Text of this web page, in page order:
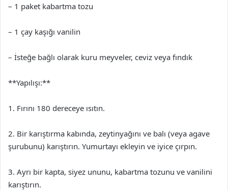
– 1 paket kabartma tozu
– 1 çay kaşığı vanilin
– İsteğe bağlı olarak kuru meyveler, ceviz veya fındık
**Yapılışı:**
1. Fırını 180 dereceye ısıtın.
2. Bir karıştırma kabında, zeytinyağını ve balı (veya agave
şurubunu) karıştırın. Yumurtayı ekleyin ve iyice çırpın.
3. Ayrı bir kapta, siyez ununu, kabartma tozunu ve vanilini
karıştırın.